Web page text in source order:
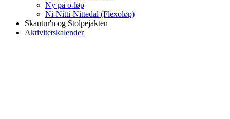
Ny på o-løp
Ni-Nitti-Nittedal (Flexoløp)
Skautur'n og Stolpejakten
Aktivitetskalender